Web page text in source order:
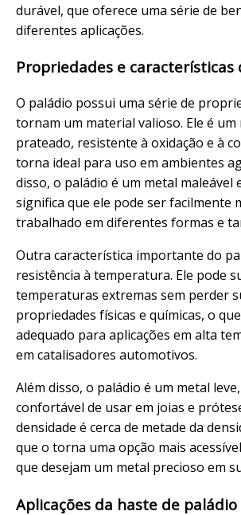
durável, que oferece uma série de
diferentes aplicações.
Propriedades e características
O paládio possui uma série de
tornam um material valioso. Ele é
prateado, resistente à oxidação e à
torna ideal para uso em ambientes
disso, o paládio é um metal maleável
significa que ele pode ser facilmente
trabalhado em diferentes formas e
Outra característica importante do
resistência à temperatura. Ele pode
temperaturas extremas sem perder
propriedades físicas e químicas, o
adequado para aplicações em alta
em catalisadores automotivos.
Além disso, o paládio é um metal
confortável de usar em joias e
densidade é cerca de metade da
que o torna uma opção mais
que desejam um metal precioso em
Aplicações da haste de paládio